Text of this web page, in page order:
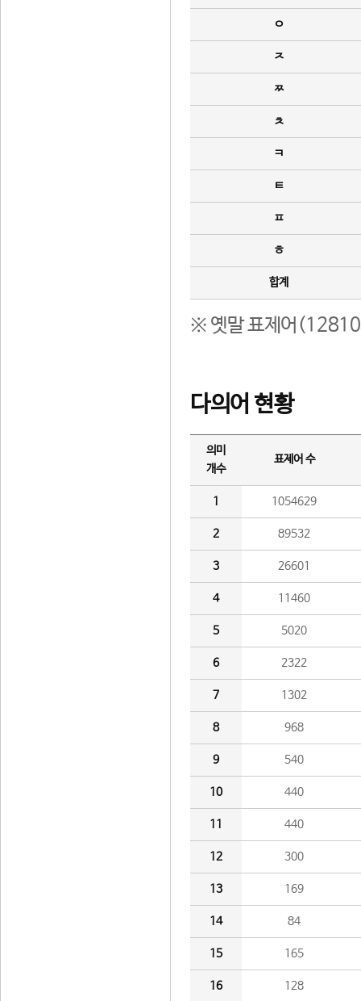
ㅇ
ㅈ
ㅉ
ㅊ
ㅋ
ㅌ
ㅍ
ㅎ
합계
※ 옛말 표제어(12810
다의어 현황
의미
개수
표제어 수
1 1054629
2 89532
3 26601
4 11460
5 5020
6 2322
7 1302
8 968
9 540
10 440
11 440
12 300
13 169
14 84
15 165
16 128